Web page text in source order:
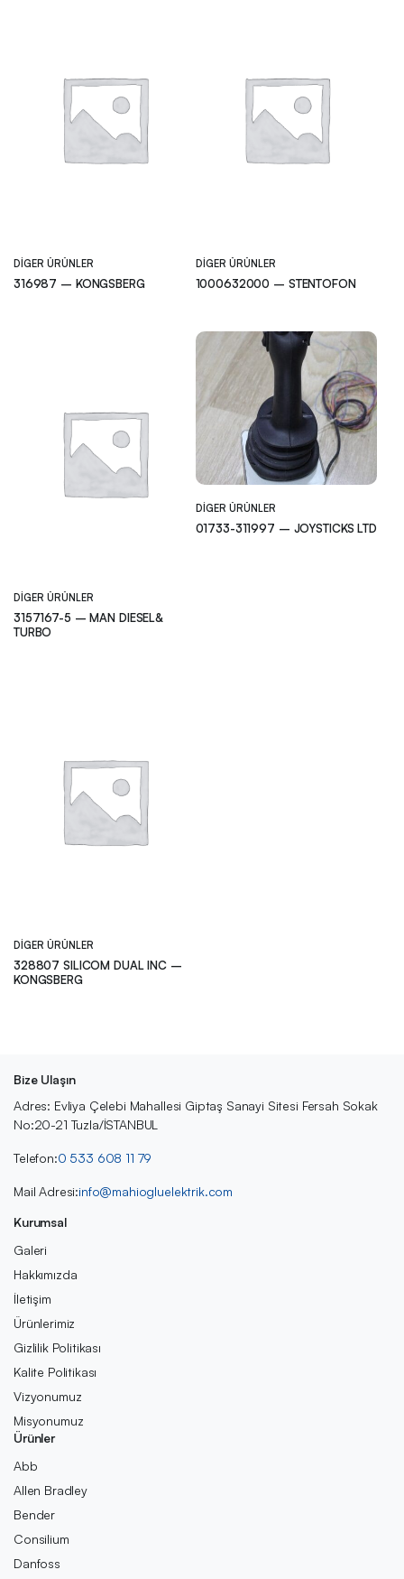
DIGER ÜRÜNLER
316987 – KONGSBERG
DIGER ÜRÜNLER
1000632000 – STENTOFON
DIGER ÜRÜNLER
3157167-5 – MAN DIESEL&
TURBO
DIGER ÜRÜNLER
01733-311997 – JOYSTICKS LTD
DIGER ÜRÜNLER
328807 SILICOM DUAL INC –
KONGSBERG
Bize Ulaşın
Adres: Evliya Çelebi Mahallesi Giptaş Sanayi Sitesi Fersah Sokak
No:20-21 Tuzla/İSTANBUL
Telefon:0 533 608 11 79
Mail Adresi:info@mahiogluelektrik.com
Kurumsal
Galeri
Hakkımızda
İletişim
Ürünlerimiz
Gizlilik Politikası
Kalite Politikası
Vizyonumuz
Misyonumuz
Ürünler
Abb
Allen Bradley
Bender
Consilium
Danfoss